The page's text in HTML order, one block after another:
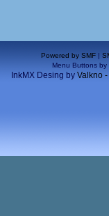
Powered by SMF |
Menu Buttons by
InkMX Desing by Valkno